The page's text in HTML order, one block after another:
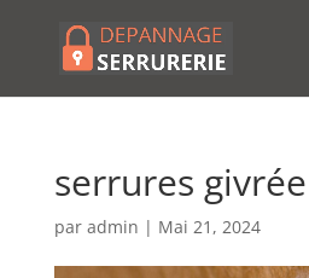
serrures givrée
par admin | Mai 21, 2024